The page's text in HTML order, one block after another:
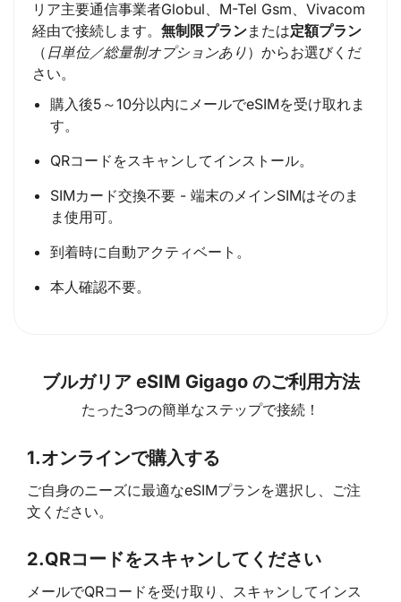
リア主要通信事業者Globul、M-Tel Gsm、Vivacom
経由で接続します。 無制限プランまたは定額プラン
（ 日単位／総量制オプションあり）からお選びくだ
さい。
購入後5～10分以内にメールでeSIMを受け取れま
す。
QRコードをスキャンしてインストール。
SIMカード交換不要 - 端末のメインSIMはそのま
ま使用可。
到着時に自動アクティベート。
本人確認不要。
ブルガリア eSIM Gigago のご利用方法
たった3つの簡単なステップで接続！
1.オンラインで購入する
ご自身のニーズに最適なeSIMプランを選択し、ご注
文ください。
2.QRコードをスキャンしてください
メールでQRコードを受け取り、スキャンしてインス